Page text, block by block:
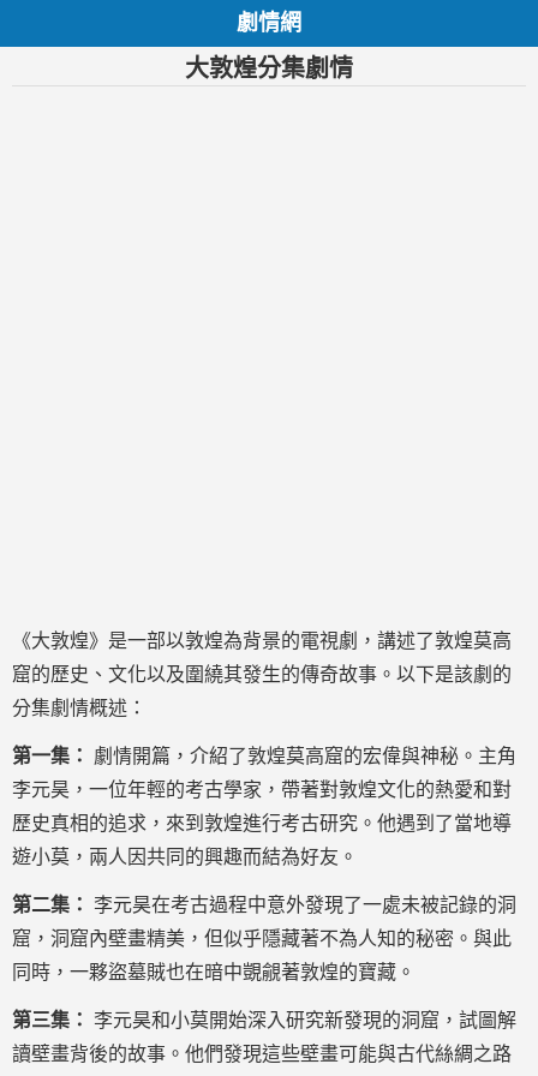
劇情網
大敦煌分集劇情
《大敦煌》是一部以敦煌為背景的電視劇，講述了敦煌莫高
窟的歷史、文化以及圍繞其發生的傳奇故事。以下是該劇的
分集劇情概述：
第一集：
劇情開篇，介紹了敦煌莫高窟的宏偉與神秘。主角
李元昊，一位年輕的考古學家，帶著對敦煌文化的熱愛和對
歷史真相的追求，來到敦煌進行考古研究。他遇到了當地導
遊小莫，兩人因共同的興趣而結為好友。
第二集： 李元昊在考古過程中意外發現了一處未被記錄的洞
窟，洞窟內壁畫精美，但似乎隱藏著不為人知的秘密。與此
同時，一夥盜墓賊也在暗中覬覦著敦煌的寶藏。
第三集： 李元昊和小莫開始深入研究新發現的洞窟，試圖解
讀壁畫背後的故事。他們發現這些壁畫可能與古代絲綢之路